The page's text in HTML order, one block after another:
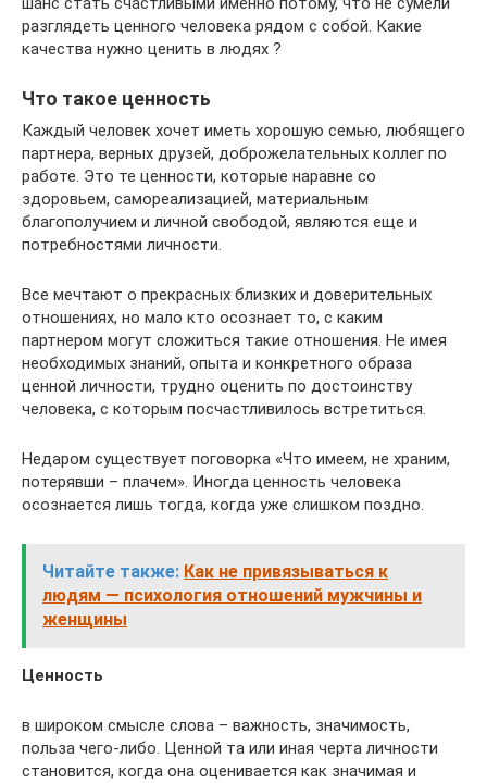
разглядеть ценного человека рядом с собой. Какие
качества нужно ценить в людях ?
Что такое ценность
Каждый человек хочет иметь хорошую семью, любящего
партнера, верных друзей, доброжелательных коллег по
работе. Это те ценности, которые наравне со
здоровьем, самореализацией, материальным
благополучием и личной свободой, являются еще и
потребностями личности.
Все мечтают о прекрасных близких и доверительных
отношениях, но мало кто осознает то, с каким
партнером могут сложиться такие отношения. Не имея
необходимых знаний, опыта и конкретного образа
ценной личности, трудно оценить по достоинству
человека, с которым посчастливилось встретиться.
Недаром существует поговорка «Что имеем, не храним,
потерявши – плачем». Иногда ценность человека
осознается лишь тогда, когда уже слишком поздно.
Читайте также: Как не привязываться к
людям — психология отношений мужчины и
женщины
Ценность
в широком смысле слова – важность, значимость,
польза чего-либо. Ценной та или иная черта личности
становится, когда она оценивается как значимая и